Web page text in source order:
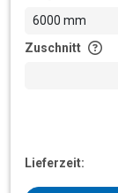
6000 mm
Zuschnitt
Lieferzeit: